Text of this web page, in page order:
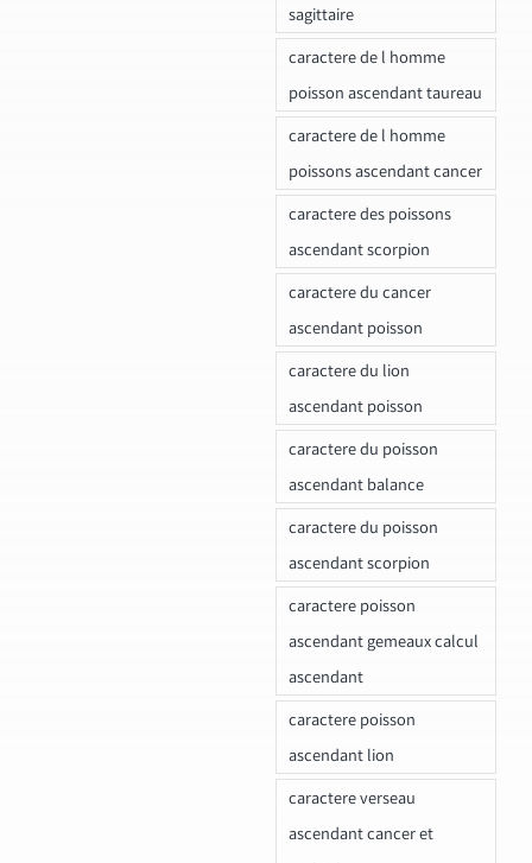
sagittaire
caractere de l homme
poisson ascendant taureau
caractere de l homme
poissons ascendant cancer
caractere des poissons
ascendant scorpion
caractere du cancer
ascendant poisson
caractere du lion
ascendant poisson
caractere du poisson
ascendant balance
caractere du poisson
ascendant scorpion
caractere poisson
ascendant gemeaux calcul
ascendant
caractere poisson
ascendant lion
caractere verseau
ascendant cancer et